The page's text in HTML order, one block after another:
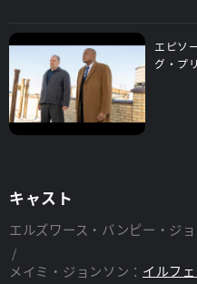
エピソ
グ・プ
キャスト
エルズワース・バンピー・ジョ
メイミ・ジョンソン： イルフ